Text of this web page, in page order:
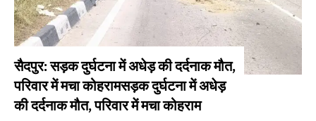
सैदपुर: सड़क दुर्घटना में अधेड़ की दर्दनाक मौत,
परिवार में मचा कोहरामसड़क दुर्घटना में अधेड़
की दर्दनाक मौत, परिवार में मचा कोहराम